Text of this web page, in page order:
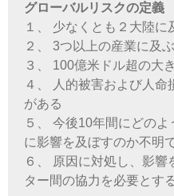
グローバルリスクの定義
１、 少なくとも２大陸
２、 3つ以上の産業に及
３、 100億米ドル超の大
４、 人的被害および人
がある
５、 今後10年間にどの
に影響を及ぼすのか不明
６、 原因に対処し、影響
ター間の協力を必要とす